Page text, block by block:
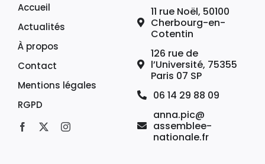
Accueil
Actualités
À propos
Contact
Mentions légales
RGPD
11 rue Noël, 50100
Cherbourg-en-
Cotentin
126 rue de
l’Université, 75355
Paris 07 SP
06 14 29 88 09
anna.pic@
assemblee-
nationale.fr